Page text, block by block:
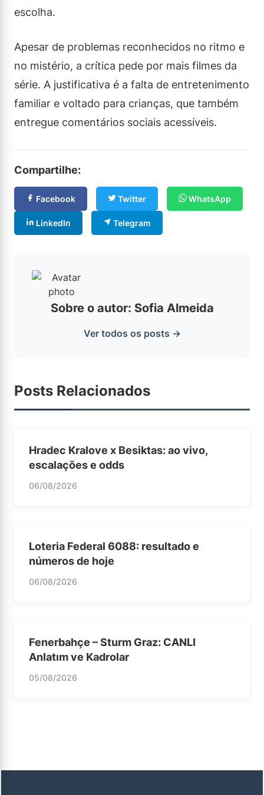
escolha.
Apesar de problemas reconhecidos no ritmo e
no mistério, a crítica pede por mais filmes da
série. A justificativa é a falta de entretenimento
familiar e voltado para crianças, que também
entregue comentários sociais acessíveis.
Compartilhe:
Facebook Twitter WhatsApp
LinkedIn Telegram
Sobre o autor: Sofia Almeida
Ver todos os posts →
Posts Relacionados
Hradec Kralove x Besiktas: ao vivo,
escalações e odds
06/08/2026
Loteria Federal 6088: resultado e
números de hoje
06/08/2026
Fenerbahçe – Sturm Graz: CANLI
Anlatım ve Kadrolar
05/08/2026